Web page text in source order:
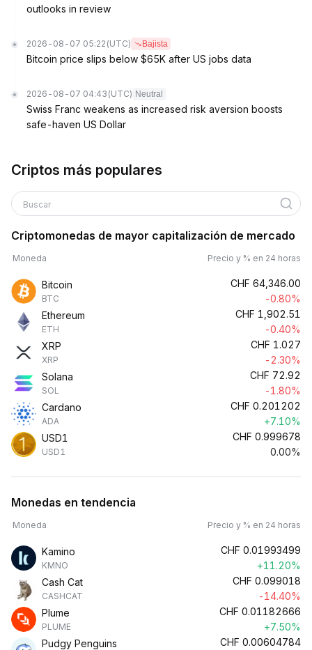
outlooks in review
2026-08-07 05:22 (UTC) Bajista
Bitcoin price slips below $65K after US jobs data
2026-08-07 04:43 (UTC) Neutral
Swiss Franc weakens as increased risk aversion boosts
safe-haven US Dollar
Criptos más populares
Buscar
Criptomonedas de mayor capitalización de mercado
Moneda Precio y % en 24 horas
Bitcoin
BTC
CHF 64,346.00
-0.80%
Ethereum
ETH
CHF 1,902.51
-0.40%
XRP
XRP
CHF 1.027
-2.30%
Solana
SOL
CHF 72.92
-1.80%
Cardano
ADA
CHF 0.201202
+7.10%
USD1
USD1
CHF 0.999678
0.00%
Monedas en tendencia
Moneda Precio y % en 24 horas
Kamino
KMNO
CHF 0.01993499
+11.20%
Cash Cat
CASHCAT
CHF 0.099018
-14.40%
Plume
PLUME
CHF 0.01182666
+7.50%
Pudgy Penguins
CHF 0.00604784